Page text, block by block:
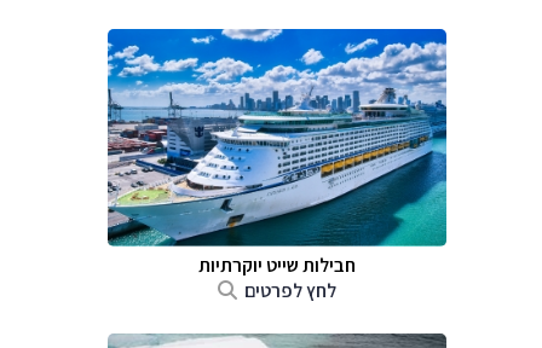
חבילות שייט יוקרתיות
לחץ לפרטים